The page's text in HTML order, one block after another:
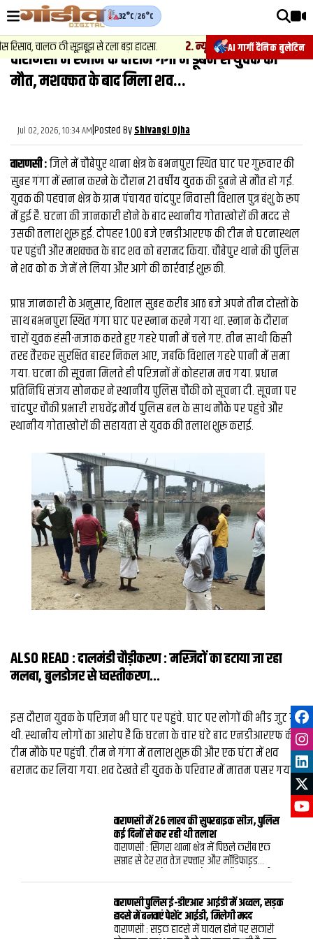
AI गार्गी दैनिक बुलेटिन
32°C/26°C
चालक की सूझबूझ से टला बड़ा हादसा. न्यूज़- चेसिस नंबर बदलकर वाहनों
वीडियोज़
वाराणसी न्यूज़
राजनीति
फिल्मी
साहित्य
संस्कृति
ख़ान पान और जीवनशैली
अंतरराष्ट्रीय
व्यापार
मौसम
देश
वाराणसी में स्‍नान के दौरान गंगा में डूबने से युवक की
मौत, मशक्‍कत के बाद मिला शव...
Jul 02, 2026, 10:34 AM|Posted ByShivangi Ojha
वाराणसी :जिले में चौबेपुर थाना क्षेत्र के बभनपुरा स्थित घाट पर गुरुवार की
सुबह गंगा में स्‍नान करने के दौरान 21 वर्षीय युवक की डूबने से मौत हो गई.
युवक की पहचान क्षेत्र के ग्राम पंचायत चांदपुर निवासी विशाल पुत्र बंशु के रूप
में हुई है. घटना की जानकारी होने के बाद स्थानीय गोताखोरों की मदद से
उसकी तलाश शुरू हुई. दोपहर 1.00 बजे एनडीआरएफ की टीम ने घटनास्थल
पर पहुंची और मशक्कत के बाद शव को बरामद किया. चौबेपुर थाने की पुलिस
ने शव को कब्जे में ले लिया और आगे की कार्रवाई शुरू की.
प्राप्त जानकारी के अनुसार, विशाल सुबह करीब आठ बजे अपने तीन दोस्तों के
साथ बभनपुरा स्थित गंगा घाट पर स्नान करने गया था. स्नान के दौरान
चारों युवक हंसी-मजाक करते हुए गहरे पानी में चले गए. तीन साथी किसी
तरह तैरकर सुरक्षित बाहर निकल आए, जबकि विशाल गहरे पानी में समा
गया. घटना की सूचना मिलते ही परिजनों में कोहराम मच गया. प्रधान
प्रतिनिधि संजय सोनकर ने स्थानीय पुलिस चौकी को सूचना दी. सूचना पर
चांदपुर चौकी प्रभारी राघवेंद्र मौर्य पुलिस बल के साथ मौके पर पहुंचे और
स्थानीय गोताखोरों की सहायता से युवक की तलाश शुरू कराई.
ALSO READ :दालमंडी चौड़ीकरण : मस्जिदों का हटाया जा रहा
मलबा, बुलडोजर से ध्‍वस्‍तीकरण...
इस दौरान युवक के परिजन भी घाट पर पहुंचे. घाट पर लोगों की भीड जुट गई
थी. स्थानीय लोगों का आरोप है कि घटना के चार घंटे बाद एनडीआरएफ की
टीम मौके पर पहुंची. टीम ने गंगा में तलाश शुरू की और एक घंटा में शव
बरामद कर लिया गया. शव देखते ही युवक के परिवार में मातम पसर गया.
वाराणसी में 26 लाख की सुपरबाइक सीज, पुलिस
कई दिनों से कर रही थी तलाश
वाराणसी : सिगरा थाना क्षेत्र में पिछले करीब एक
सप्ताह से देर रात तेज रफ्तार और मॉडिफाइड
बीएमडब्ल्यू सुपरबाइक को पुलिस ने सीज कर दिया.
रविवार देर रात कार्रवाई करते हुए सिगरा पुलिस ने
बिना नंबर प्लेट चल रही करीब 26 लाख रुपये कीमत
की बाइक को कब्जे में ले लिया. पुलिस के अनुसार
वाराणसी पुलिस ई-डीएआर आईडी में अव्वल, सड़क
हादसे में बनवाएं पेशेंट आईडी, मिलेगी मदद
वाराणसी : सड़क हादसे में घायल होने पर सकारी